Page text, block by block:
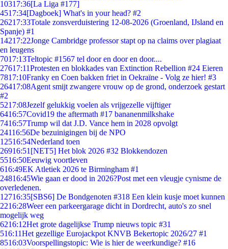
10317:36[La Liga #177]
4517:34[Dagboek] What's in your head? #2
26217:33Totale zonsverduistering 12-08-2026 (Groenland, IJsland en
Spanje) #1
14217:22Jonge Cambridge professor stapt op na claims over plagiaat
en leugens
7017:13Teltopic #1567 tel door en door en door....
27617:11Protesten en blokkades van Extinction Rebellion #24 Eieren
7817:10Franky en Coen bakken friet in Oekraïne - Volg ze hier! #3
26417:08Agent smijt zwangere vrouw op de grond, onderzoek gestart
#2
5217:08Jezelf gelukkig voelen als vrijgezelle vijftiger
6416:57Covid19 the aftermath #17 bananenmilkshake
7416:57Trump wil dat J.D. Vance hem in 2028 opvolgt
24116:56De bezuinigingen bij de NPO
12516:54Nederland toen
26916:51 [NET5] Het blok 2026 #32 Blokkendozen
5516:50Eeuwig voortleven
616:49EK Atletiek 2026 te Birmingham #1
24816:45Wie gaan er dood in 2026?Post met een vleugje cynisme de
overledenen.
12716:35[SBS6] De Bondgenoten #318 Een klein kusje moet kunnen
2216:28Weer een parkeergarage dicht in Dordrecht, auto's zo snel
mogelijk weg
6216:12Het grote dagelijkse Trump nieuws topic #31
516:11Het gezellige Eurojackpot KNVB Bekertopic 2026/27 #1
8516:03Voorspellingstopic: Wie is hier de weerkundige? #16